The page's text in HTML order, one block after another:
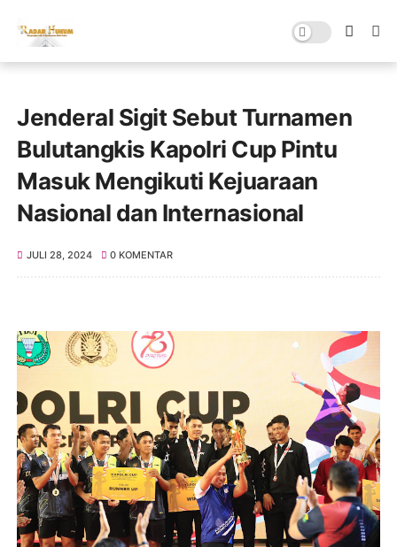
Jenderal Sigit Sebut Turnamen
Bulutangkis Kapolri Cup Pintu
Masuk Mengikuti Kejuaraan
Nasional dan Internasional
JULI 28, 2024 0 KOMENTAR